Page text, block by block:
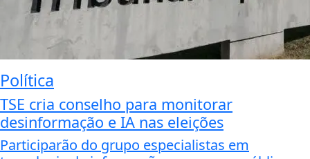
Política
TSE cria conselho para monitorar
desinformação e IA nas eleições
Participarão do grupo especialistas em